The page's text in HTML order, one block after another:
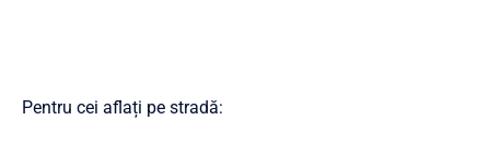
Pentru cei aflați pe stradă: